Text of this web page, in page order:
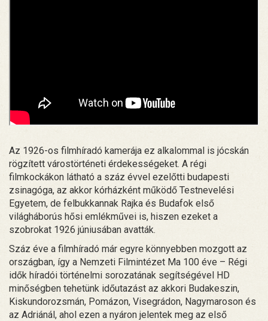
Az 1926-os filmhíradó kamerája ez alkalommal is jócskán
rögzített várostörténeti érdekességeket. A régi
filmkockákon látható a száz évvel ezelőtti budapesti
zsinagóga, az akkor kórházként működő Testnevelési
Egyetem, de felbukkannak Rajka és Budafok első
világháborús hősi emlékművei is, hiszen ezeket a
szobrokat 1926 júniusában avatták.
Száz éve a filmhíradó már egyre könnyebben mozgott az
országban, így a Nemzeti Filmintézet Ma 100 éve – Régi
idők híradói történelmi sorozatának segítségével HD
minőségben tehetünk időutazást az akkori Budakeszin,
Kiskundorozsmán, Pomázon, Visegrádon, Nagymaroson és
az Adriánál, ahol ezen a nyáron jelentek meg az első